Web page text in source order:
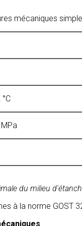
mécaniques
du milieu
à la norme GOST